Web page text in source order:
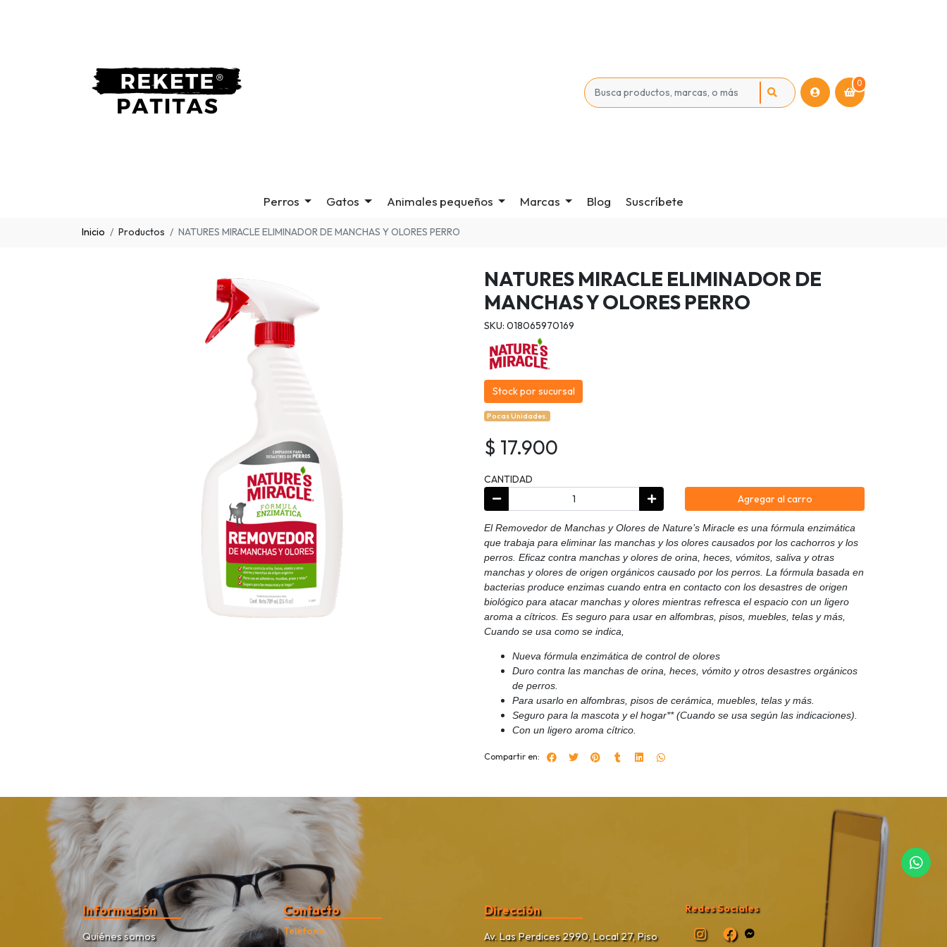
0
Perros Gatos Animales pequeños Marcas Blog Suscríbete
Inicio Productos NATURES MIRACLE ELIMINADOR DE MANCHAS Y OLORES PERRO
NATURES MIRACLE ELIMINADOR DE
MANCHAS Y OLORES PERRO
SKU: 018065970169
Stock por sucursal
Pocas Unidades.
$ 17.900
CANTIDAD
Agregar al carro
El Removedor de Manchas y Olores de Nature’s Miracle es una fórmula enzimática
que trabaja para eliminar las manchas y los olores causados por los cachorros y los
perros. Eficaz contra manchas y olores de orina, heces, vómitos, saliva y otras
manchas y olores de origen orgánicos causado por los perros. La fórmula basada en
bacterias produce enzimas cuando entra en contacto con los desastres de origen
biológico para atacar manchas y olores mientras refresca el espacio con un ligero
aroma a cítricos. Es seguro para usar en alfombras, pisos, muebles, telas y más,
Cuando se usa como se indica,
Nueva fórmula enzimática de control de olores
Duro contra las manchas de orina, heces, vómito y otros desastres orgánicos
de perros.
Para usarlo en alfombras, pisos de cerámica, muebles, telas y más.
Seguro para la mascota y el hogar** (Cuando se usa según las indicaciones).
Con un ligero aroma cítrico.
Compartir en:
Información
Quiénes somos
Contacto
Teléfono
Dirección
Av. Las Perdices 2990, Local 27, Piso
Redes Sociales